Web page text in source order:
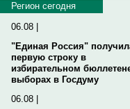
Регион сегодня
06.08 |
"Единая Россия"
первую строку в
избирательном
выборах в Госдуму
06.08 |